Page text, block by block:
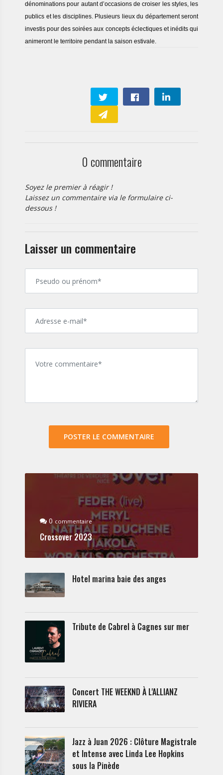
dénominations pour autant d’occasions de croiser les styles, les
publics et les disciplines. Plusieurs lieux du département seront
investis pour des soirées aux concepts éclectiques et inédits qui
animeront le territoire pendant la saison estivale.
0 commentaire
Soyez le premier à réagir !
Laissez un commentaire via le formulaire ci-
dessous !
Laisser un commentaire
0 commentaire
Crossover 2023
Hotel marina baie des anges
Tribute de Cabrel à Cagnes sur mer
Concert THE WEEKND À L'ALLIANZ
RIVIERA
Jazz à Juan 2026 : Clôture Magistrale
et Intense avec Linda Lee Hopkins
sous la Pinède